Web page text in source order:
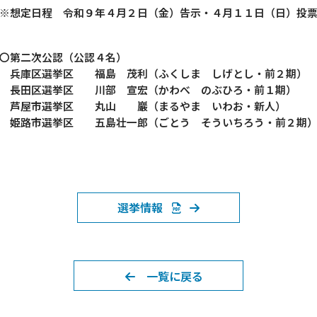
想定日程 令和９年４月２日（金）告示・４月１１日（日）投票
第二次公認（公認４名）
庫区選挙区 福島 茂利（ふくしま しげとし・前２期）
田区選挙区 川部 宣宏（かわべ のぶひろ・前１期）
屋市選挙区 丸山 巖（まるやま いわお・新人）
路市選挙区 五島壮一郎（ごとう そういちろう・前２期）
選挙情報
一覧に戻る